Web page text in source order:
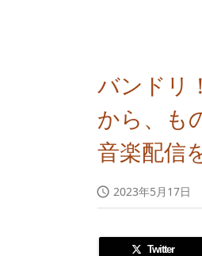
バンドリ
から、も
音楽配信
 2023年5月17日
Twitter